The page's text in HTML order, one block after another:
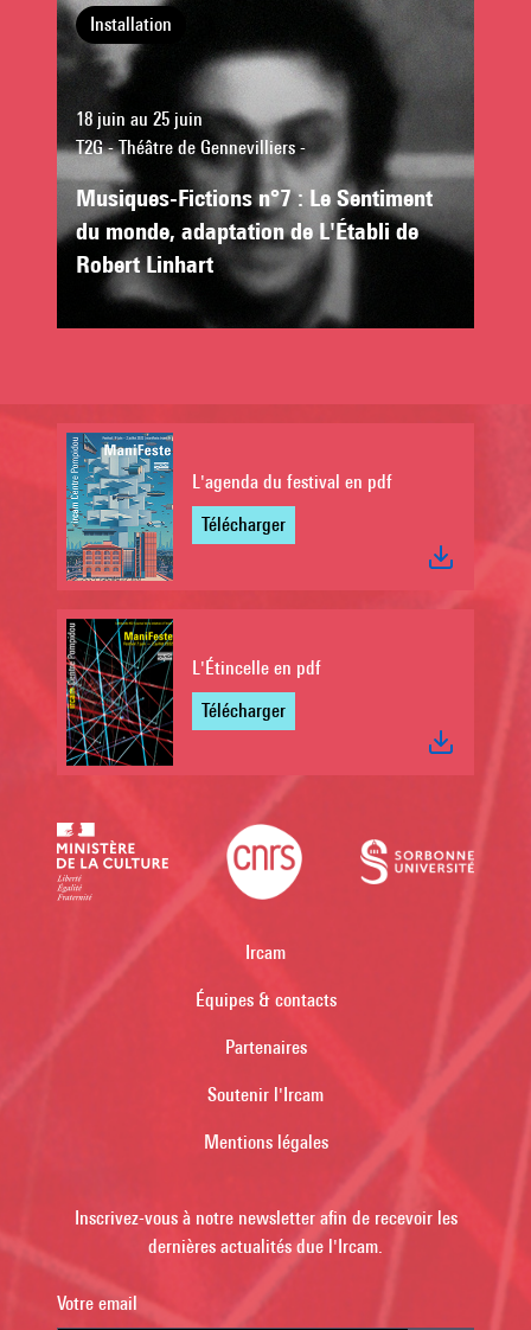
Installation
18 juin au 25 juin
T2G - Théâtre de Gennevilliers -
Musiques-Fictions n°7 : Le Sentiment
du monde, adaptation de L'Établi de
Robert Linhart
L'agenda du festival en pdf
Télécharger
L'Étincelle en pdf
Télécharger
Ircam
Équipes & contacts
Partenaires
Soutenir l'Ircam
Mentions légales
Inscrivez-vous à notre newsletter afin de recevoir les
dernières actualités due l'Ircam.
Votre email